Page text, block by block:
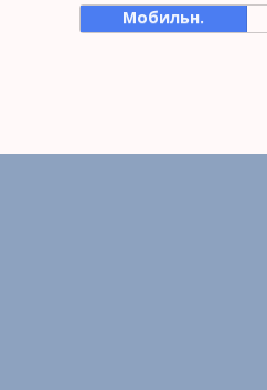
Мобильн.